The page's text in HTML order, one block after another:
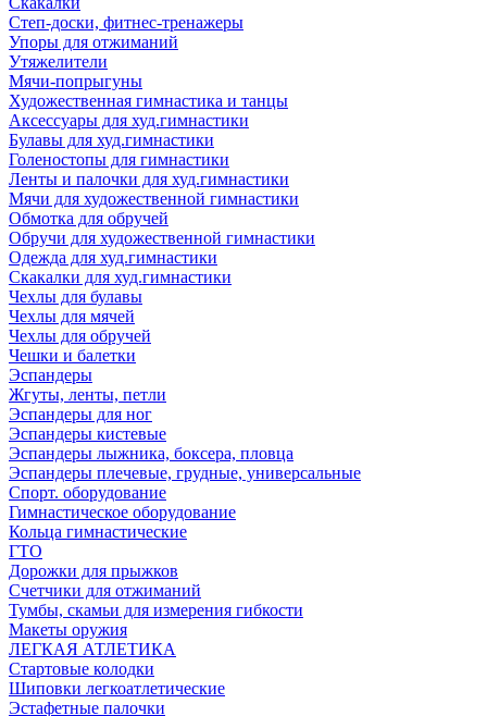
Степ-доски, фитнес-тренажеры
Упоры для отжиманий
Утяжелители
Мячи-попрыгуны
Художественная гимнастика и танцы
Аксессуары для худ.гимнастики
Булавы для худ.гимнастики
Голеностопы для гимнастики
Ленты и палочки для худ.гимнастики
Мячи для художественной гимнастики
Обмотка для обручей
Обручи для художественной гимнастики
Одежда для худ.гимнастики
Скакалки для худ.гимнастики
Чехлы для булавы
Чехлы для мячей
Чехлы для обручей
Чешки и балетки
Эспандеры
Жгуты, ленты, петли
Эспандеры для ног
Эспандеры кистевые
Эспандеры лыжника, боксера, пловца
Эспандеры плечевые, грудные, универсальные
Спорт. оборудование
Гимнастическое оборудование
Кольца гимнастические
ГТО
Дорожки для прыжков
Счетчики для отжиманий
Тумбы, скамьи для измерения гибкости
Макеты оружия
ЛЕГКАЯ АТЛЕТИКА
Стартовые колодки
Шиповки легкоатлетические
Эстафетные палочки